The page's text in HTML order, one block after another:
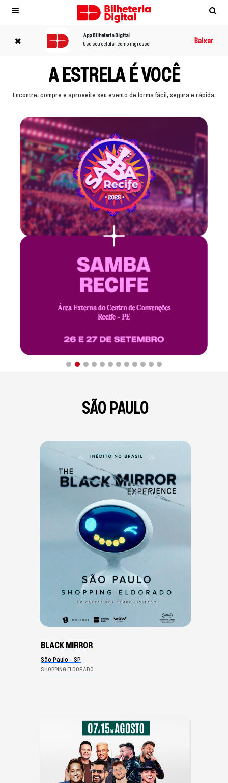
Observação:
este
App Bilheteria Digital
Use seu celular como ingresso!
Baixar
A ESTRELA É VOCÊ
Encontre, compre e aproveite seu evento de forma fácil, segura e rápida.
SÃO PAULO
BLACK MIRROR
São Paulo - SP
SHOPPING ELDORADO